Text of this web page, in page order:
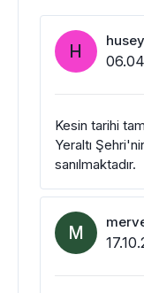
H
Kesin tarihi
Yeraltı
sanılmaktadır.
M